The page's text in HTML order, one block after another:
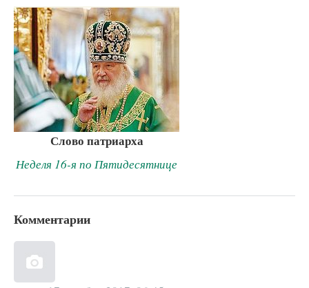
Слово патриарха
Неделя 16-я по Пятидесятнице
Комментарии